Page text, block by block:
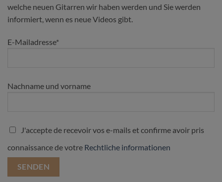
welche neuen Gitarren wir haben werden und Sie werden
informiert, wenn es neue Videos gibt.
E-Mailadresse*
Nachname und vorname
J'accepte de recevoir vos e-mails et confirme avoir pris
connaissance de votre Rechtliche informationen